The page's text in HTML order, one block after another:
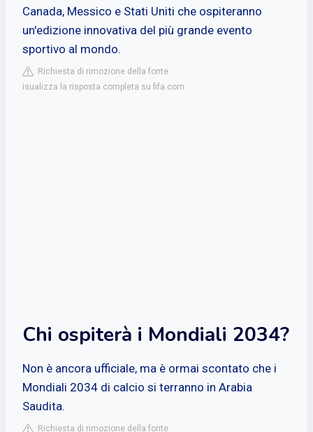
Canada, Messico e Stati Uniti che ospiteranno
un'edizione innovativa del più grande evento
sportivo al mondo.
Richiesta di rimozione della fonte
isualizza la risposta completa su fifa.com
Chi ospiterà i Mondiali 2034?
Non è ancora ufficiale, ma è ormai scontato che i
Mondiali 2034 di calcio si terranno in Arabia
Saudita.
Richiesta di rimozione della fonte